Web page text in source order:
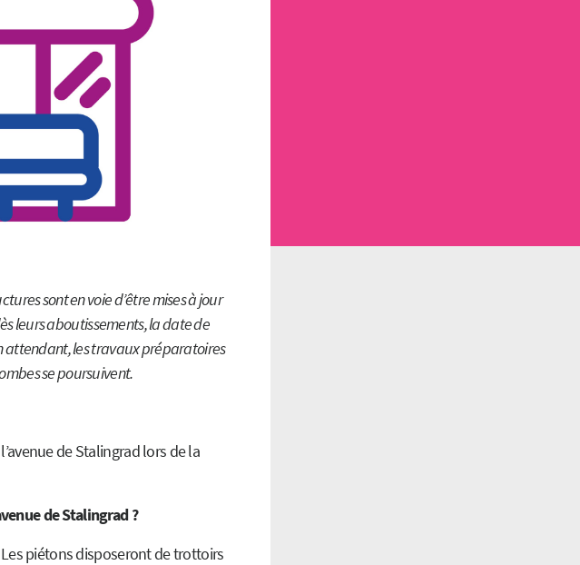
sont en voie d’être mises à jour
leurs aboutissements, la date de
attendant, les travaux préparatoires
se poursuivent.
de Stalingrad lors de la
de Stalingrad ?
piétons disposeront de trottoirs